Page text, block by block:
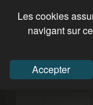
Les cookies
navigant sur
Accepter